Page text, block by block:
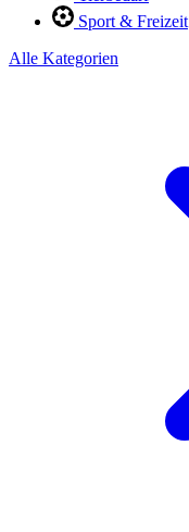
Sport & Freizeit
Alle Kategorien